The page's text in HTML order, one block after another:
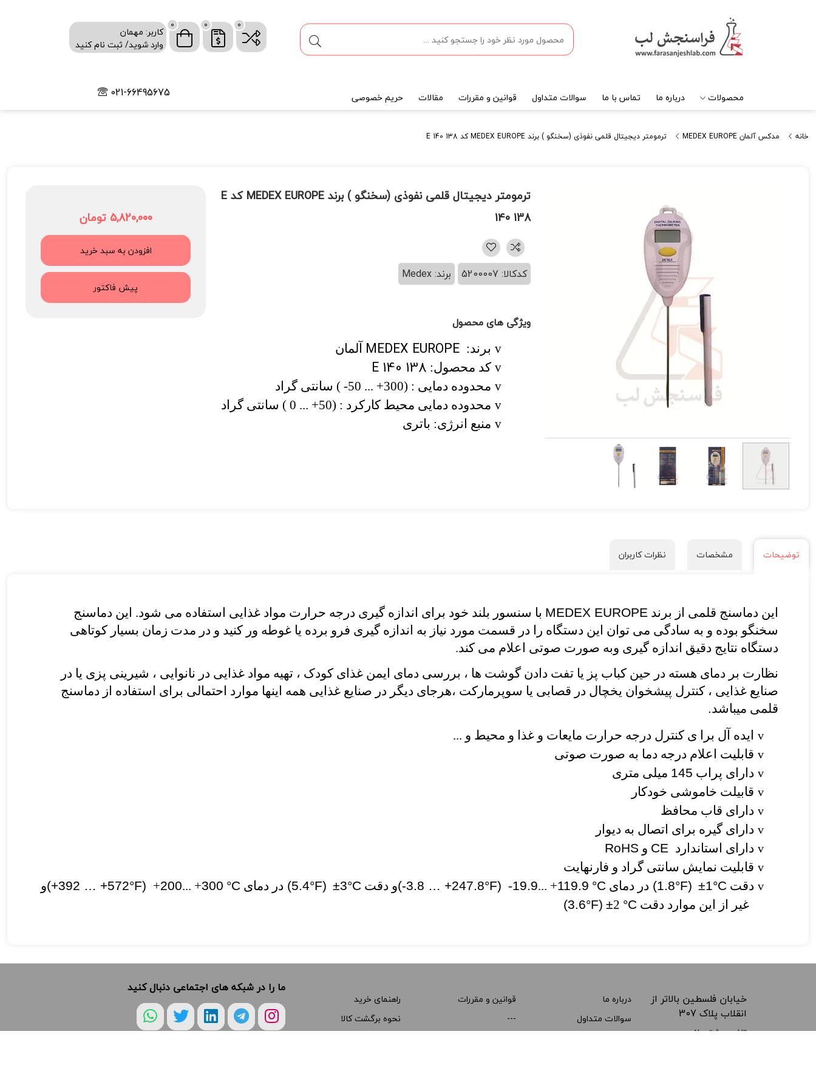
کاربر: مهمان
وارد شوید/ ثبت نام کنید
0 0 0
محصولات درباره ما تماس با ما سوالات متداول قوانین و مقررات مقالات حریم خصوصی 021-66495675
خانه مدکس آلمان MEDEX EUROPE ترمومتر دیجیتال قلمی نفوذی (سخنگو ) برند MEDEX EUROPE کد E 140 138
ترمومتر دیجیتال قلمی نفوذی (سخنگو ) برند MEDEX EUROPE کد E
140 138
کدکالا: 5200007 برند: Medex
ویژگی های محصول
v برند: MEDEX EUROPE آلمان
v کد محصول: E 140 138
v محدوده دمایی : (300+ ... 50- )
سانتی گراد
v محدوده دمایی محیط کارکرد : (50+ ... 0 )
سانتی گراد
v منبع انرژی: باتری
5,820,000 تومان
افزودن به سبد خرید
پیش فاکتور
توضیحات مشخصات نظرات کاربران
این دماسنج قلمی از برند MEDEX EUROPE با سنسور بلند خود برای اندازه گیری درجه حرارت مواد غذایی استفاده می شود. این دماسنج
سخنگو بوده و به سادگی می توان این دستگاه را در قسمت مورد نیاز به اندازه گیری فرو برده یا غوطه ور کنید و در مدت زمان بسیار کوتاهی
دستگاه نتایج دقیق اندازه گیری وبه صورت صوتی اعلام می کند.
نظارت بر دمای هسته در حین کباب پز یا تفت دادن گوشت ها ، بررسی دمای ایمن غذای کودک ، تهیه مواد غذایی در نانوایی ، شیرینی پزی یا در
صنایع غذایی ، کنترل پیشخوان یخچال در قصابی یا سوپرمارکت ،هرجای دیگر در صنایع غذایی همه اینها موارد احتمالی برای استفاده از دماسنج
قلمی میباشد.
v ایده آل برا ی کنترل درجه حرارت مایعات و غذا و محیط و ...
v قابلیت اعلام درجه دما به صورت صوتی
v دارای پراب 145 میلی متری
v قابیلت خاموشی خودکار
v دارای قاب محافظ
v دارای گیره برای اتصال به دیوار
v دارای استاندارد CE و RoHS
v قابلیت نمایش سانتی گراد و فارنهایت
v دقت ±1°C
(1.8°F) در دمای °C
119.9
+ ...
19.9
-
(-3.8 … +247.8°F)و دقت ±3°C
(5.4°F) در دمای °C
300
+ ...
200
+
(+392 … +572°F)و
غیر از این موارد دقت °C
2
±
(3.6°F)
خیابان فلسطین بالاتر از
انقلاب پلاک 307
تلفن پشتیبانی:
درباره ما
سوالات متداول
قوانین و مقررات
---
راهنمای خرید
نحوه برگشت کالا
ما را در شبکه های اجتماعی دنبال کنید